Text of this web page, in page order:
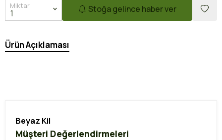
Miktar Stoğa gelince haber ver
Ürün Açıklaması
Beyaz Kil
Müşteri Değerlendirmeleri